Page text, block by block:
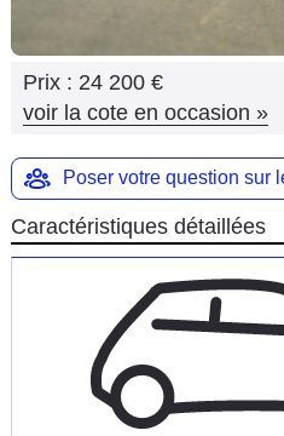
Moto
Marques
Prix : 24 200 €
voir la cote en occasion »
Poser votre question sur
Caractéristiques détaillées